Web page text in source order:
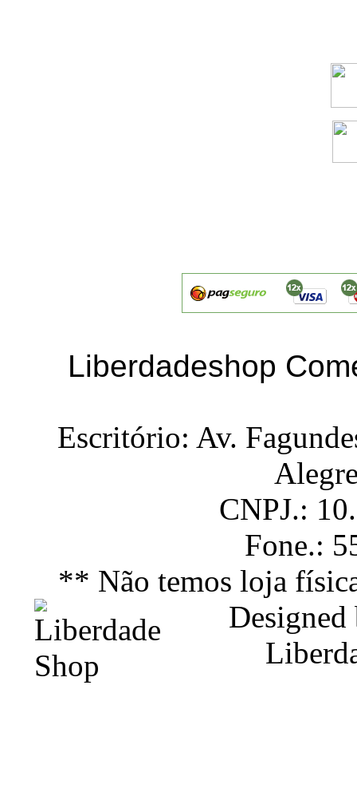
Liberdadeshop
Escritório: Av.
CNPJ.:
Fone.:
** Não temos loja